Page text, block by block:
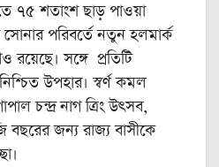
৭৫ শতাংশ ছাড় পাওয়া
পরিবর্তে নতুন হলমার্ক
সঙ্গে প্রতিটি
উপহার। স্বর্ণ কমল
চন্দ্র নাগ ত্রিং উৎসব,
বছরের জন্য রাজ্য বাসীকে